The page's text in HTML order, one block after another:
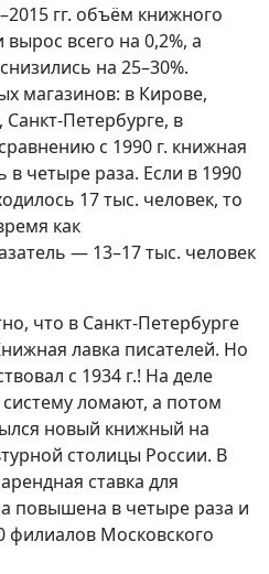
гг. объём книжного
всего на 0,2%, а
на 25–30%.
магазинов: в Кирове,
Петербурге, в
с 1990 г. книжная
в четыре раза. Если в 1990
17 тыс. человек, то
как
— 13–17 тыс. человек
что в Санкт-Петербурге
лавка писателей. Но
с 1934 г.! На деле
систему ломают, а потом
новый книжный на
столицы России. В
ставка для
повышена в четыре раза и
филиалов Московского